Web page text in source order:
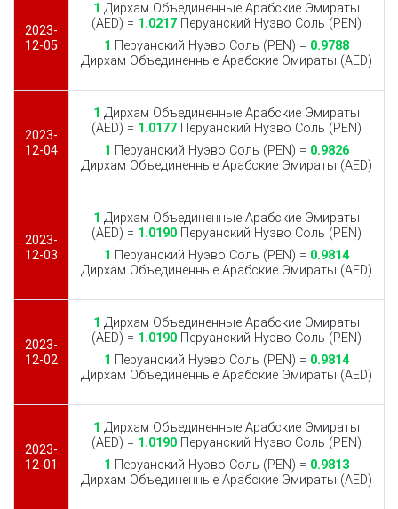
2023-
12-05
1 Дирхам Объединенные Арабские Эмираты
(AED) = 1.0217 Перуанский Нуэво Соль (PEN)
1 Перуанский Нуэво Соль (PEN) = 0.9788
Дирхам Объединенные Арабские Эмираты (AED)
2023-
12-04
1 Дирхам Объединенные Арабские Эмираты
(AED) = 1.0177 Перуанский Нуэво Соль (PEN)
1 Перуанский Нуэво Соль (PEN) = 0.9826
Дирхам Объединенные Арабские Эмираты (AED)
2023-
12-03
1 Дирхам Объединенные Арабские Эмираты
(AED) = 1.0190 Перуанский Нуэво Соль (PEN)
1 Перуанский Нуэво Соль (PEN) = 0.9814
Дирхам Объединенные Арабские Эмираты (AED)
2023-
12-02
1 Дирхам Объединенные Арабские Эмираты
(AED) = 1.0190 Перуанский Нуэво Соль (PEN)
1 Перуанский Нуэво Соль (PEN) = 0.9814
Дирхам Объединенные Арабские Эмираты (AED)
2023-
12-01
1 Дирхам Объединенные Арабские Эмираты
(AED) = 1.0190 Перуанский Нуэво Соль (PEN)
1 Перуанский Нуэво Соль (PEN) = 0.9813
Дирхам Объединенные Арабские Эмираты (AED)